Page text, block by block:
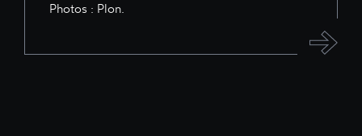
Photos : Plon.